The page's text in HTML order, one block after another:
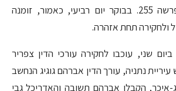
על הקשר שלהם לפרשה 255. בבוקר יום רביעי, כאמור, זומנה
ולחקירה תחת אזהרה.
שני, עוכבו לחקירה עורכי הדין צפריר
נתניה, עורך הדין אברהם גוגיג הנחשב
איכר, הקבלן אברהם תשובה והאדריכל גבי